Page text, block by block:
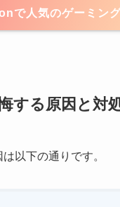
で人気のゲーミン
する原因と対
以下の通りです。